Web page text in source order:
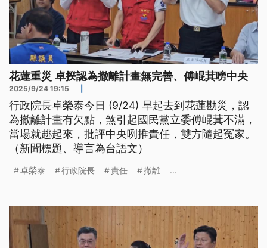
花蓮重災 卓揆認為撤離計畫無完善、傅崐萁嗙中央
2025/9/24 19:15
行政院長卓榮泰今日 (9/24) 早起去到花蓮勘災，認
為撤離計畫有欠點，煞引起國民黨立委傅崐萁不滿，
當場就趒起來，批評中央咧推責任，雙方隨起冤家。
（新聞標題、導言為台語文）
卓榮泰 行政院長 責任 撤離 ...